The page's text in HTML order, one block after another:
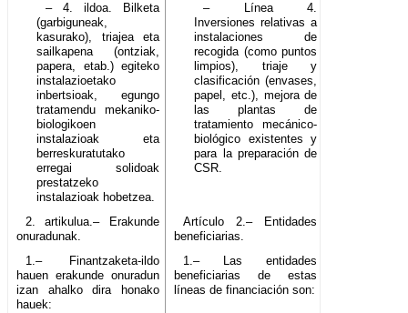
– 4. ildoa. Bilketa
(garbiguneak,
kasurako), triajea eta
sailkapena (ontziak,
papera, etab.) egiteko
instalazioetako
inbertsioak, egungo
tratamendu mekaniko-
biologikoen
instalazioak eta
berreskuratutako
erregai solidoak
prestatzeko
instalazioak hobetzea.
– Línea 4.
Inversiones relativas a
instalaciones de
recogida (como puntos
limpios), triaje y
clasificación (envases,
papel, etc.), mejora de
las plantas de
tratamiento mecánico-
biológico existentes y
para la preparación de
CSR.
2. artikulua.– Erakunde
onuradunak.
Artículo 2.– Entidades
beneficiarias.
1.– Finantzaketa-ildo
hauen erakunde onuradun
izan ahalko dira honako
hauek:
1.– Las entidades
beneficiarias de estas
líneas de financiación son: